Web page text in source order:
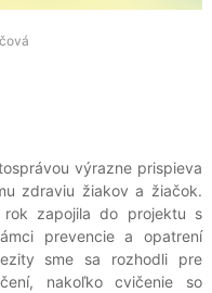
výrazne prispieva
zdraviu žiakov a žiačok.
zapojila do projektu s
prevencie a opatrení
sme sa rozhodli pre
nakoľko cvičenie so